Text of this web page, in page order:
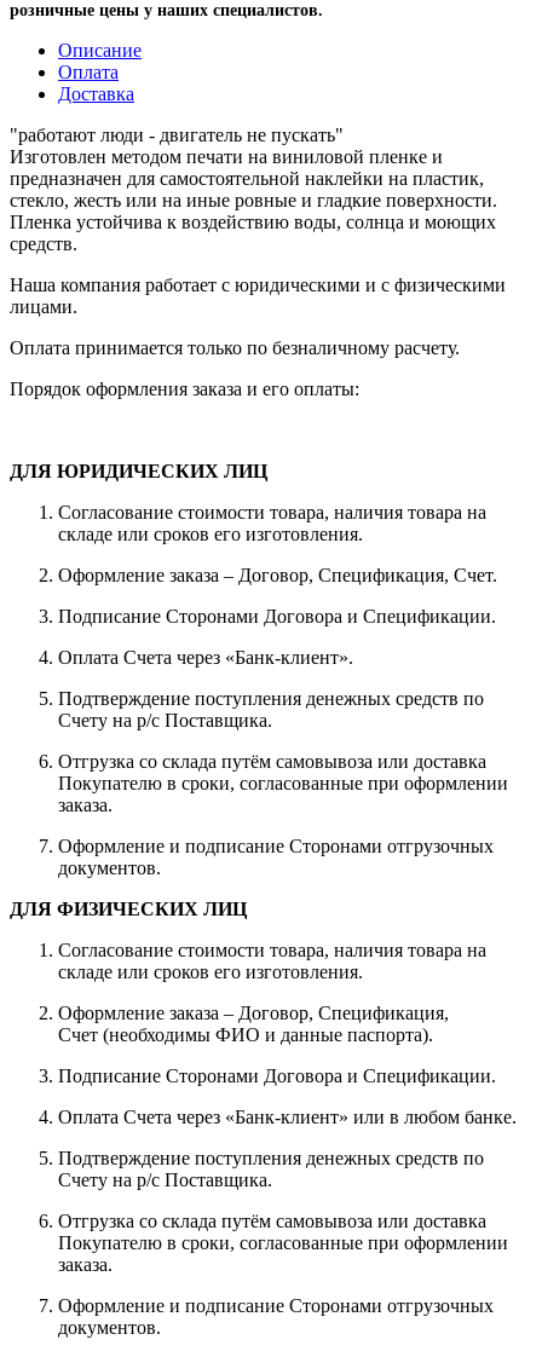
розничные цены у наших специалистов.
Описание
Оплата
Доставка
"работают люди - двигатель не пускать"
Изготовлен методом печати на виниловой пленке и
предназначен для самостоятельной наклейки на пластик,
стекло, жесть или на иные ровные и гладкие поверхности.
Пленка устойчива к воздействию воды, солнца и моющих
средств.
Наша компания работает с юридическими и с физическими
лицами.
Оплата принимается только по безналичному расчету.
Порядок оформления заказа и его оплаты:
ДЛЯ ЮРИДИЧЕСКИХ ЛИЦ
Согласование стоимости товара, наличия товара на
складе или сроков его изготовления.
Оформление заказа – Договор, Спецификация, Счет.
Подписание Сторонами Договора и Спецификации.
Оплата Счета через «Банк-клиент».
Подтверждение поступления денежных средств по
Счету на р/с Поставщика.
Отгрузка со склада путём самовывоза или доставка
Покупателю в сроки, согласованные при оформлении
заказа.
Оформление и подписание Сторонами отгрузочных
документов.
ДЛЯ ФИЗИЧЕСКИХ ЛИЦ
Согласование стоимости товара, наличия товара на
складе или сроков его изготовления.
Оформление заказа – Договор, Спецификация,
Счет (необходимы ФИО и данные паспорта).
Подписание Сторонами Договора и Спецификации.
Оплата Счета через «Банк-клиент» или в любом банке.
Подтверждение поступления денежных средств по
Счету на р/с Поставщика.
Отгрузка со склада путём самовывоза или доставка
Покупателю в сроки, согласованные при оформлении
заказа.
Оформление и подписание Сторонами отгрузочных
документов.